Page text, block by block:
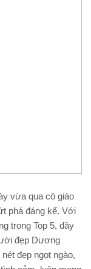
vừa qua cô giáo
phá đáng kể. Với
trong Top 5, đây
đẹp Dương
đẹp ngọt ngào,